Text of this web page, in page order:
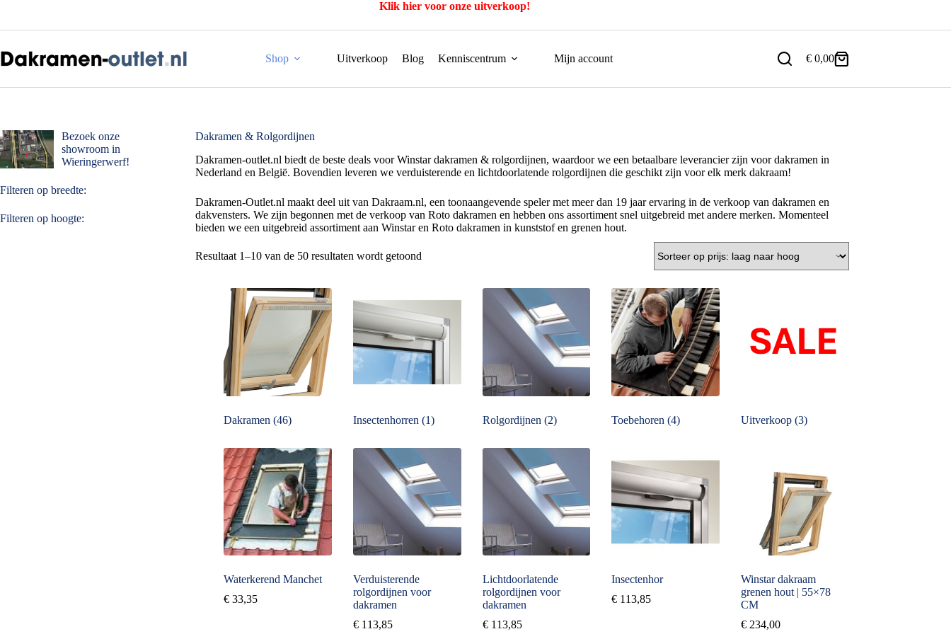
de
Klik hier voor onze uitverkoop!
Shop Uitverkoop Blog Kenniscentrum Mijn account Winkelwagen
€ 0,00
Dakramen & Rolgordijnen
Dakramen-outlet.nl biedt de beste deals voor Winstar dakramen & rolgordijnen, waardoor we een betaalbare leverancier zijn voor dakramen in
Nederland en België. Bovendien leveren we verduisterende en lichtdoorlatende rolgordijnen die geschikt zijn voor elk merk dakraam!
Dakramen-Outlet.nl maakt deel uit van Dakraam.nl, een toonaangevende speler met meer dan 19 jaar ervaring in de verkoop van dakramen en
dakvensters. We zijn begonnen met de verkoop van Roto dakramen en hebben ons assortiment snel uitgebreid met andere merken. Momenteel
bieden we een uitgebreid assortiment aan Winstar en Roto dakramen in kunststof en grenen hout.
Resultaat 1–10 van de 50 resultaten wordt getoond
hoog
Dakramen (46) Insectenhorren (1) Rolgordijnen (2) Toebehoren(4) Uitverkoop(3)
Waterkerend Manchet
€ 33,35
Verduisterende
rolgordijnen voor
dakramen
€113,85
Lichtdoorlatende
rolgordijnen voor
dakramen
€113,85
Insectenhor
€ 113,85
Winstar dakraam
grenen hout | 55×78
CM
€ 234,00
Bezoek onze
showroom in
Wieringerwerf!
Filteren op breedte:
Filteren op hoogte: